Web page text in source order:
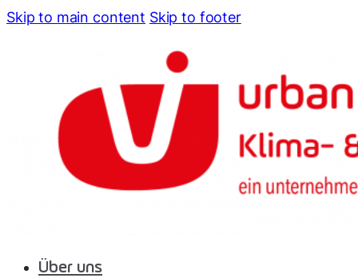
Skip to main content Skip to footer
Über uns